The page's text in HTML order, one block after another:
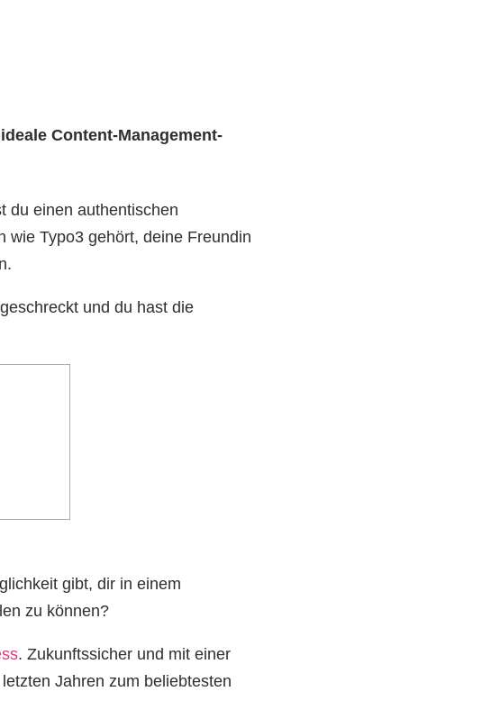
Content-Management-
du einen authentischen
wie Typo3 gehört, deine Freundin
und du hast die
gibt, dir in einem
zu können?
. Zukunftssicher und mit einer
Jahren zum beliebtesten